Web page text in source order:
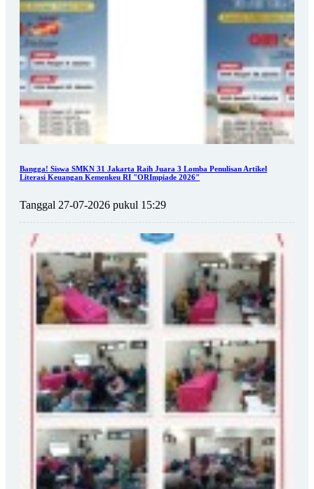
Bangga! Siswa SMKN 31 Jakarta Raih Juara 3 Lomba Penulisan Artikel
Literasi Keuangan Kemenkeu RI "ORImpiade 2026"
Tanggal 27-07-2026 pukul 15:29